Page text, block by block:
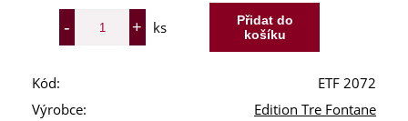
ks
Kód:
ETF 2072
Výrobce:
Edition Tre Fontane